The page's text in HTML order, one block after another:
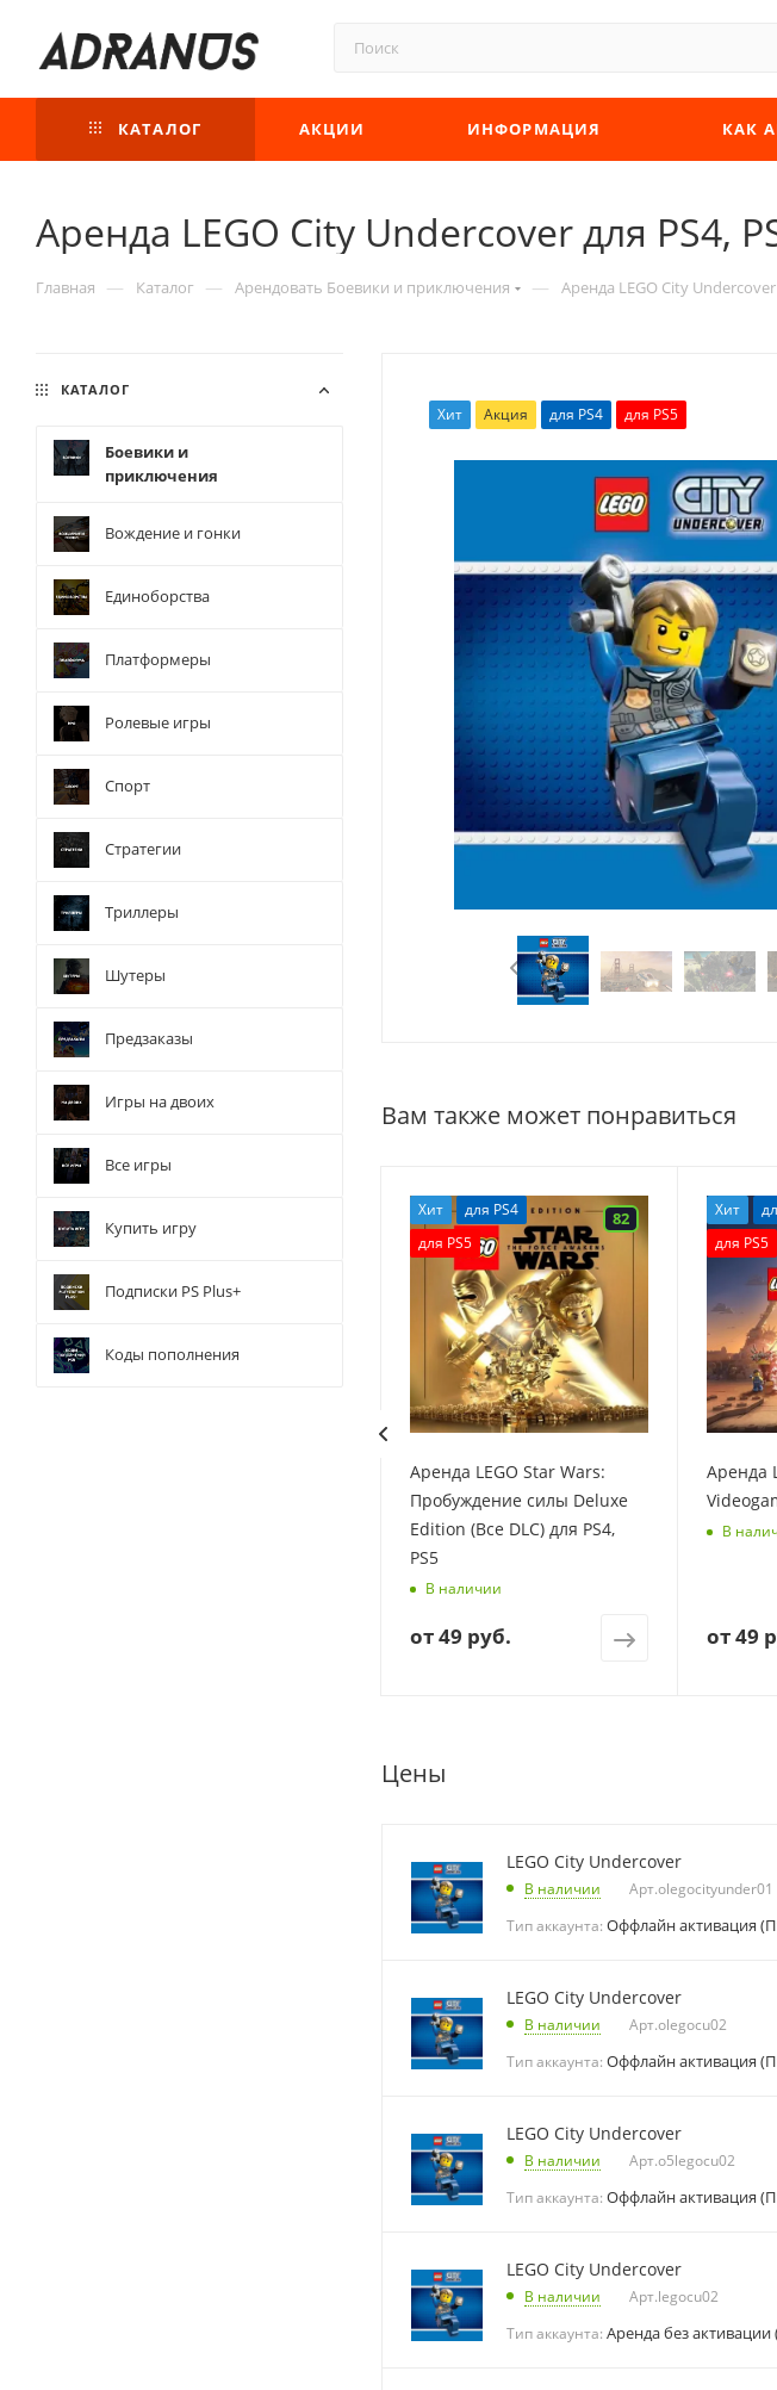
КАТАЛОГ АКЦИИ ИНФОРМАЦИЯ КАК
Аренда LEGO City Undercover для PS4,
Главная — Каталог — Арендовать Боевики и приключения — Аренда LEGO City Undercover
Хит Акция для PS4 для PS5
Вам также может понравиться
Хит
для PS4
для PS5
82
Аренда LEGO Star Wars:
Пробуждение силы Deluxe
Edition (Все DLC) для PS4,
PS5
В наличии
от49 руб.
Хит
для PS5
Аренда
В
от49
Цены
LEGO City Undercover
В наличии Арт.olegocityunder01
Тип аккаунта: Оффлайн активация
LEGO City Undercover
В наличии Арт.olegocu02
Тип аккаунта: Оффлайн активация
LEGO City Undercover
В наличии Арт.o5legocu02
Тип аккаунта: Оффлайн активация
LEGO City Undercover
В наличии Арт.legocu02
Тип аккаунта: Аренда без активации
КАТАЛОГ
Боевики и
приключения
Вождение и гонки
Единоборства
Платформеры
Ролевые игры
Спорт
Стратегии
Триллеры
Шутеры
Предзаказы
Игры на двоих
Все игры
Купить игру
Подписки PS Plus+
Коды пополнения